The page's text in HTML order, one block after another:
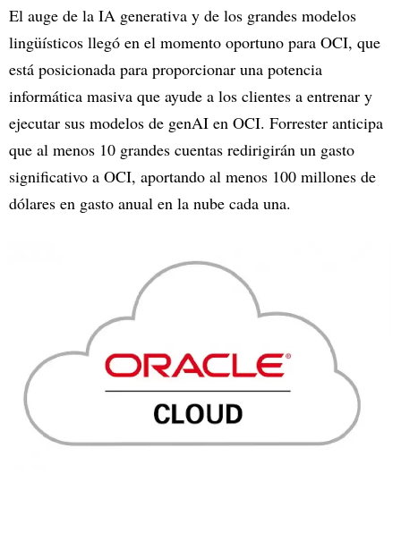
El auge de la IA generativa y de los grandes modelos
lingüísticos llegó en el momento oportuno para OCI, que
está posicionada para proporcionar una potencia
informática masiva que ayude a los clientes a entrenar y
ejecutar sus modelos de genAI en OCI. Forrester anticipa
que al menos 10 grandes cuentas redirigirán un gasto
significativo a OCI, aportando al menos 100 millones de
dólares en gasto anual en la nube cada una.